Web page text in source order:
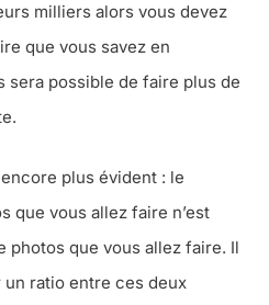
milliers alors vous devez
que vous savez en
sera possible de faire plus de
plus évident : le
que vous allez faire n’est
photos que vous allez faire. Il
un ratio entre ces deux